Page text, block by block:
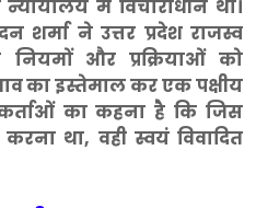
में विचाराधीन था।
शर्मा ने उत्तर प्रदेश राजस्व
नियमों और प्रक्रियाओं को
का इस्तेमाल कर एक पक्षीय
का कहना है कि जिस
था, वही स्वयं विवादित